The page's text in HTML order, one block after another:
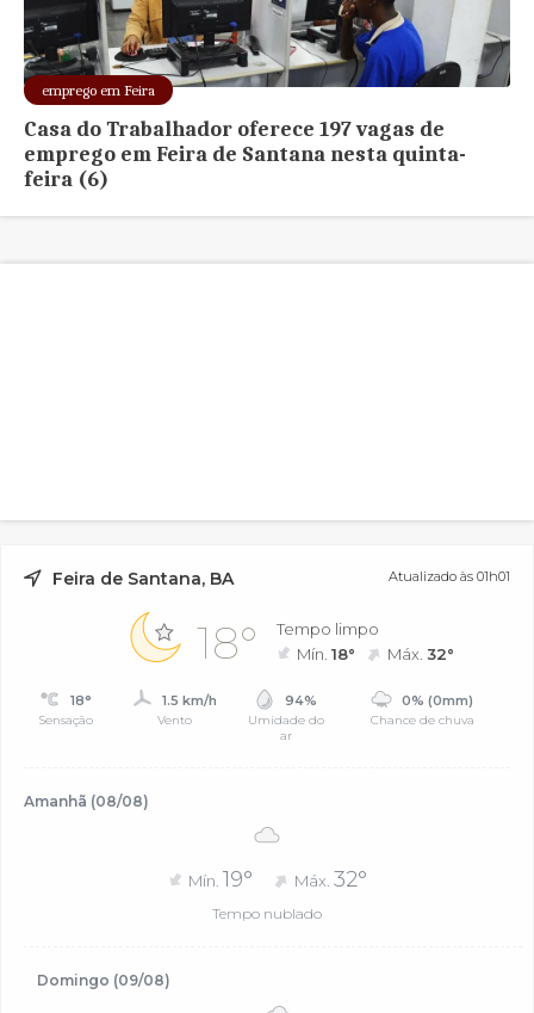
emprego em Feira
Casa do Trabalhador oferece 197 vagas de
emprego em Feira de Santana nesta quinta-
feira (6)
Feira de Santana, BA Atualizado às 01h01
18°
Tempo limpo
Mín.18° Máx.32°
18°
Sensação
1.5 km/h
Vento
94%
Umidade do
ar
0% (0mm)
Chance de chuva
Amanhã (08/08)
Mín. 19° Máx. 32°
Tempo nublado
Domingo (09/08)